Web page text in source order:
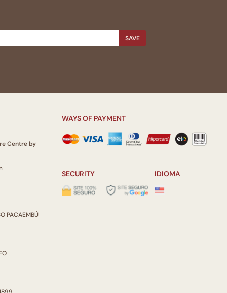
SAVE
Centre by
PACAEMBÚ
WAYS OF PAYMENT
SECURITY IDIOMA